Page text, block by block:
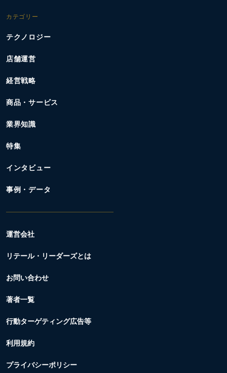
カテゴリー
テクノロジー
店舗運営
経営戦略
商品・サービス
業界知識
特集
インタビュー
事例・データ
運営会社
リテール・リーダーズとは
お問い合わせ
著者一覧
行動ターゲティング広告等
利用規約
プライバシーポリシー